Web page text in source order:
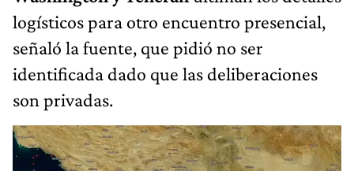
logísticos para otro encuentro presencial,
señaló la fuente, que pidió no ser
identificada dado que las deliberaciones
son privadas.